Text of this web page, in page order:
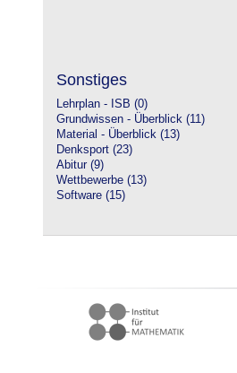
Sonstiges
Lehrplan - ISB (0)
Grundwissen - Überblick (11)
Material - Überblick (13)
Denksport (23)
Abitur (9)
Wettbewerbe (13)
Software (15)